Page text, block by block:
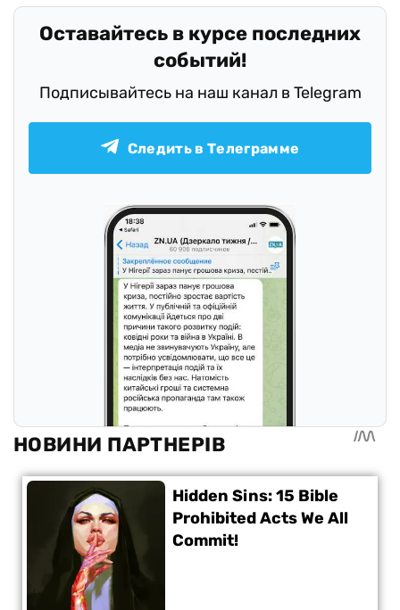
Оставайтесь в курсе последних
событий!
Подписывайтесь на наш канал в Telegram
Следить в Телеграмме